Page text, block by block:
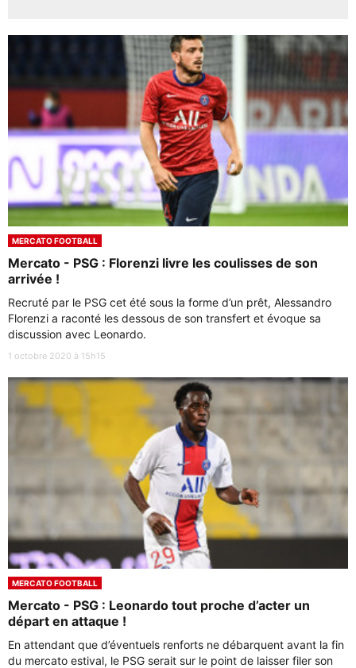
MERCATO FOOTBALL
Mercato - PSG : Florenzi livre les coulisses de son
arrivée !
Recruté par le PSG cet été sous la forme d’un prêt, Alessandro
Florenzi a raconté les dessous de son transfert et évoque sa
discussion avec Leonardo.
1 octobre 2020 à 15h15
MERCATO FOOTBALL
Mercato - PSG : Leonardo tout proche d’acter un
départ en attaque !
En attendant que d’éventuels renforts ne débarquent avant la fin
du mercato estival, le PSG serait sur le point de laisser filer son